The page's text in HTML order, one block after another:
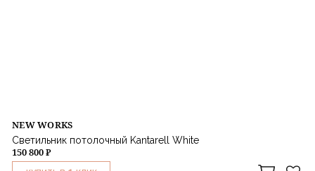
NEW WORKS
Светильник потолочный Kantarell White
150 800 ₽